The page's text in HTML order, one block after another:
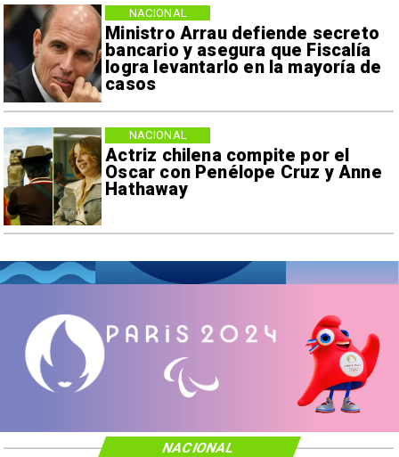
Ministro Arrau defiende secreto
bancario y asegura que Fiscalía
logra levantarlo en la mayoría de
casos
NACIONAL
Actriz chilena compite por el
Oscar con Penélope Cruz y Anne
Hathaway
NACIONAL
NACIONAL